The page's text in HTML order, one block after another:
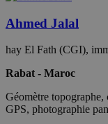
Ahmed Jalal
hay El Fath (CGI),
Rabat - Maroc
Géomètre topographe,
GPS, photographie